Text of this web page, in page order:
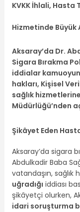
KVKK İhlali, Hasta
Hizmetinde Büyük
Aksaray’da Dr.
Sigara Bırakma
iddialar
hakları, Kişisel
sağlık
Müdürlüğü’nden
Şikâyet Eden
Aksaray’da sigara
Abdulkadir Baba
vatandaşın, sağlık
uğradığı iddiası
şikâyetçi olurken,
idari soruşturma